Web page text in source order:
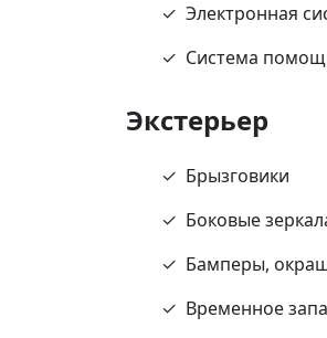
Электронная
Система
Экстерьер
Брызговики
Боковые
Бамперы,
Временное